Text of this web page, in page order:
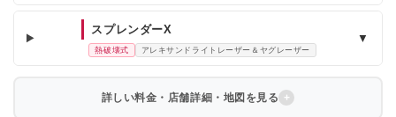
スプレンダーX
熱破壊式 アレキサンドライトレーザー＆ヤグレーザー
▼
詳しい料金・店舗詳細・地図を見る